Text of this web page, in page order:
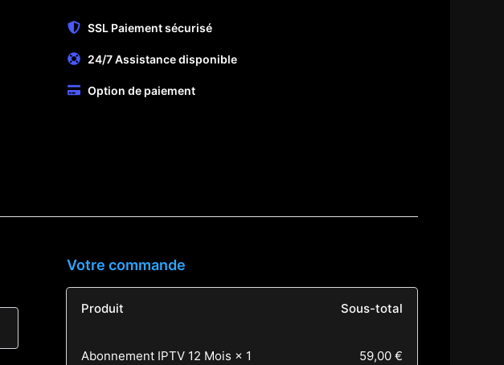
SSL Paiement sécurisé
24/7 Assistance disponible
Option de paiement
Votre commande
Produit Sous-total
Abonnement IPTV 12 Mois × 1 59,00 €